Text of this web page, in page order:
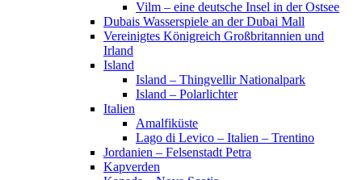
Vilm – eine deutsche Insel in der Ostsee
Dubais Wasserspiele an der Dubai Mall
Vereinigtes Königreich Großbritannien und
Irland
Island
Island – Thingvellir Nationalpark
Island – Polarlichter
Italien
Amalfiküste
Lago di Levico – Italien – Trentino
Jordanien – Felsenstadt Petra
Kapverden